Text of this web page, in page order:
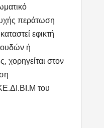
περάτωση
εφικτή
ή
χορηγείται στον
του